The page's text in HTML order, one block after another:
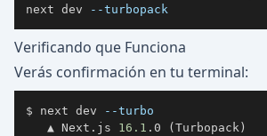
next dev
--turbopack
Verificando que Funciona
Verás confirmación en tu terminal:
$ next dev
--turbo
   ▲ Next.js
16.1 .0 (Turbopack )